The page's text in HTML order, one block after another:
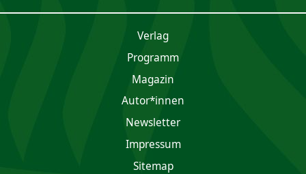
Verlag
Programm
Magazin
Autor*innen
Newsletter
Impres­sum
Sitemap